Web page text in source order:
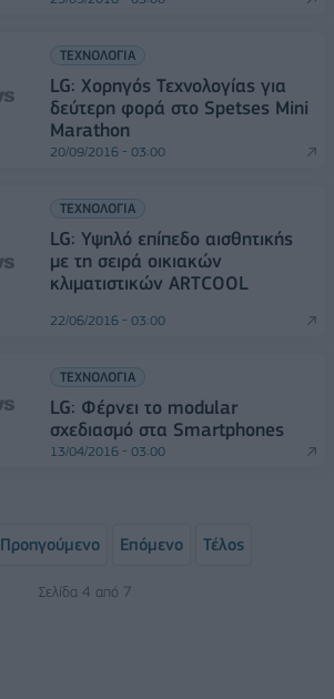
ΤΕΧΝΟΛΟΓΙΑ
LG: Χορηγός Τεχνολογίας για
δεύτερη φορά στο Spetses Mini
Marathon
20/09/2016 - 03:00
ΤΕΧΝΟΛΟΓΙΑ
LG: Υψηλό επίπεδο αισθητικής
με τη σειρά οικιακών
κλιματιστικών ΑRTCOOL
22/06/2016 - 03:00
ΤΕΧΝΟΛΟΓΙΑ
LG: Φέρνει το modular
σχεδιασμό στα Smartphones
13/04/2016 - 03:00
Προηγούμενο Επόμενο Τέλος
Σελίδα 4 από 7